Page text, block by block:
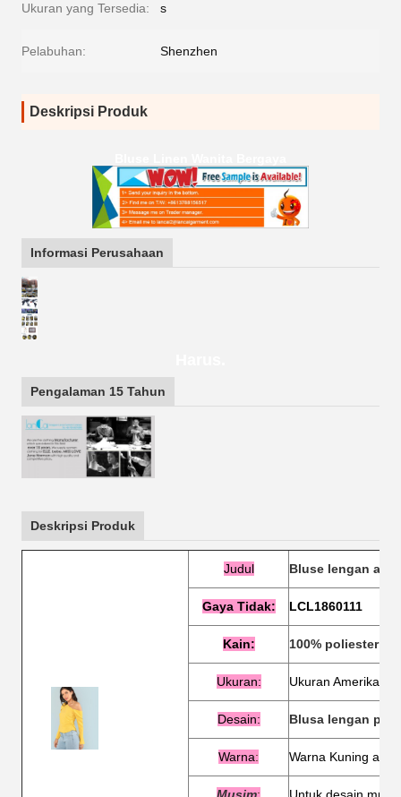
Ukuran yang Tersedia: s
Pelabuhan: Shenzhen
Deskripsi Produk
Informasi Perusahaan
Pengalaman 15 Tahun
Deskripsi Produk
Judul Bluse lengan
Gaya Tidak: LCL1860111
Kain: 100% poliester
Ukuran: Ukuran Amerika &
Desain: Blusa lengan
Warna: Warna Kuning